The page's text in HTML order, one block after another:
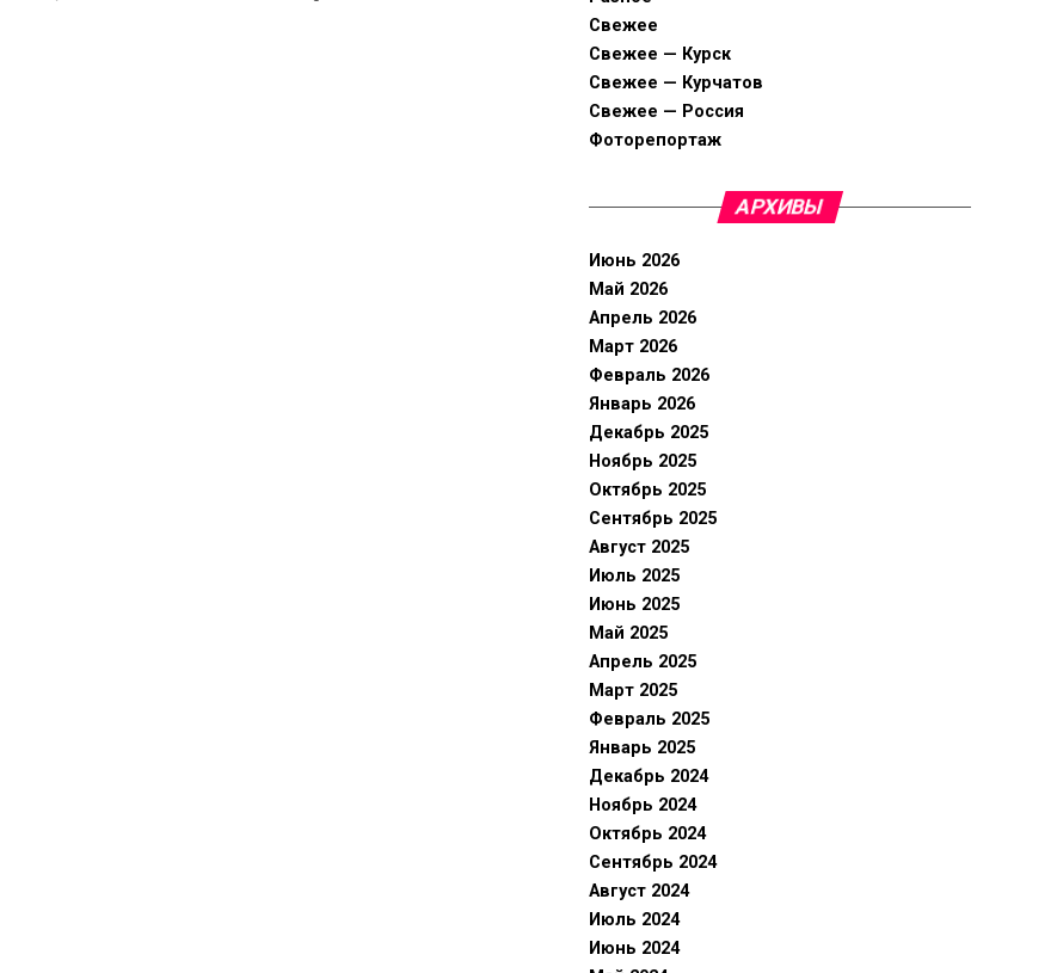
Свежее
Свежее — Курск
Свежее — Курчатов
Свежее — Россия
Фоторепортаж
АРХИВЫ
Июнь 2026
Май 2026
Апрель 2026
Март 2026
Февраль 2026
Январь 2026
Декабрь 2025
Ноябрь 2025
Октябрь 2025
Сентябрь 2025
Август 2025
Июль 2025
Июнь 2025
Май 2025
Апрель 2025
Март 2025
Февраль 2025
Январь 2025
Декабрь 2024
Ноябрь 2024
Октябрь 2024
Сентябрь 2024
Август 2024
Июль 2024
Июнь 2024